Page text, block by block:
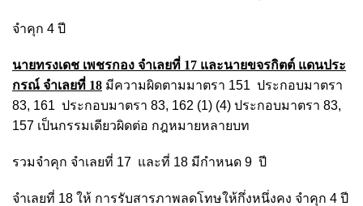
จำคุก 4 ปี
นายทรงเดช เพชรกอง จำเลยที่ 17 และนายขจรกิตต์ แดนประ
กรณ์ จำเลยที่ 18 มีความผิดตามมาตรา 151 ประกอบมาตรา
83, 161 ประกอบมาตรา 83, 162 (1) (4) ประกอบมาตรา 83,
157 เป็นกรรมเดียวผิดต่อ กฎหมายหลายบท
รวมจำคุก จำเลยที่ 17 และที่ 18 มีกำหนด 9 ปี
จำเลยที่ 18 ให้ การรับสารภาพลดโทษให้กึ่งหนึ่งคง จำคุก 4 ปี